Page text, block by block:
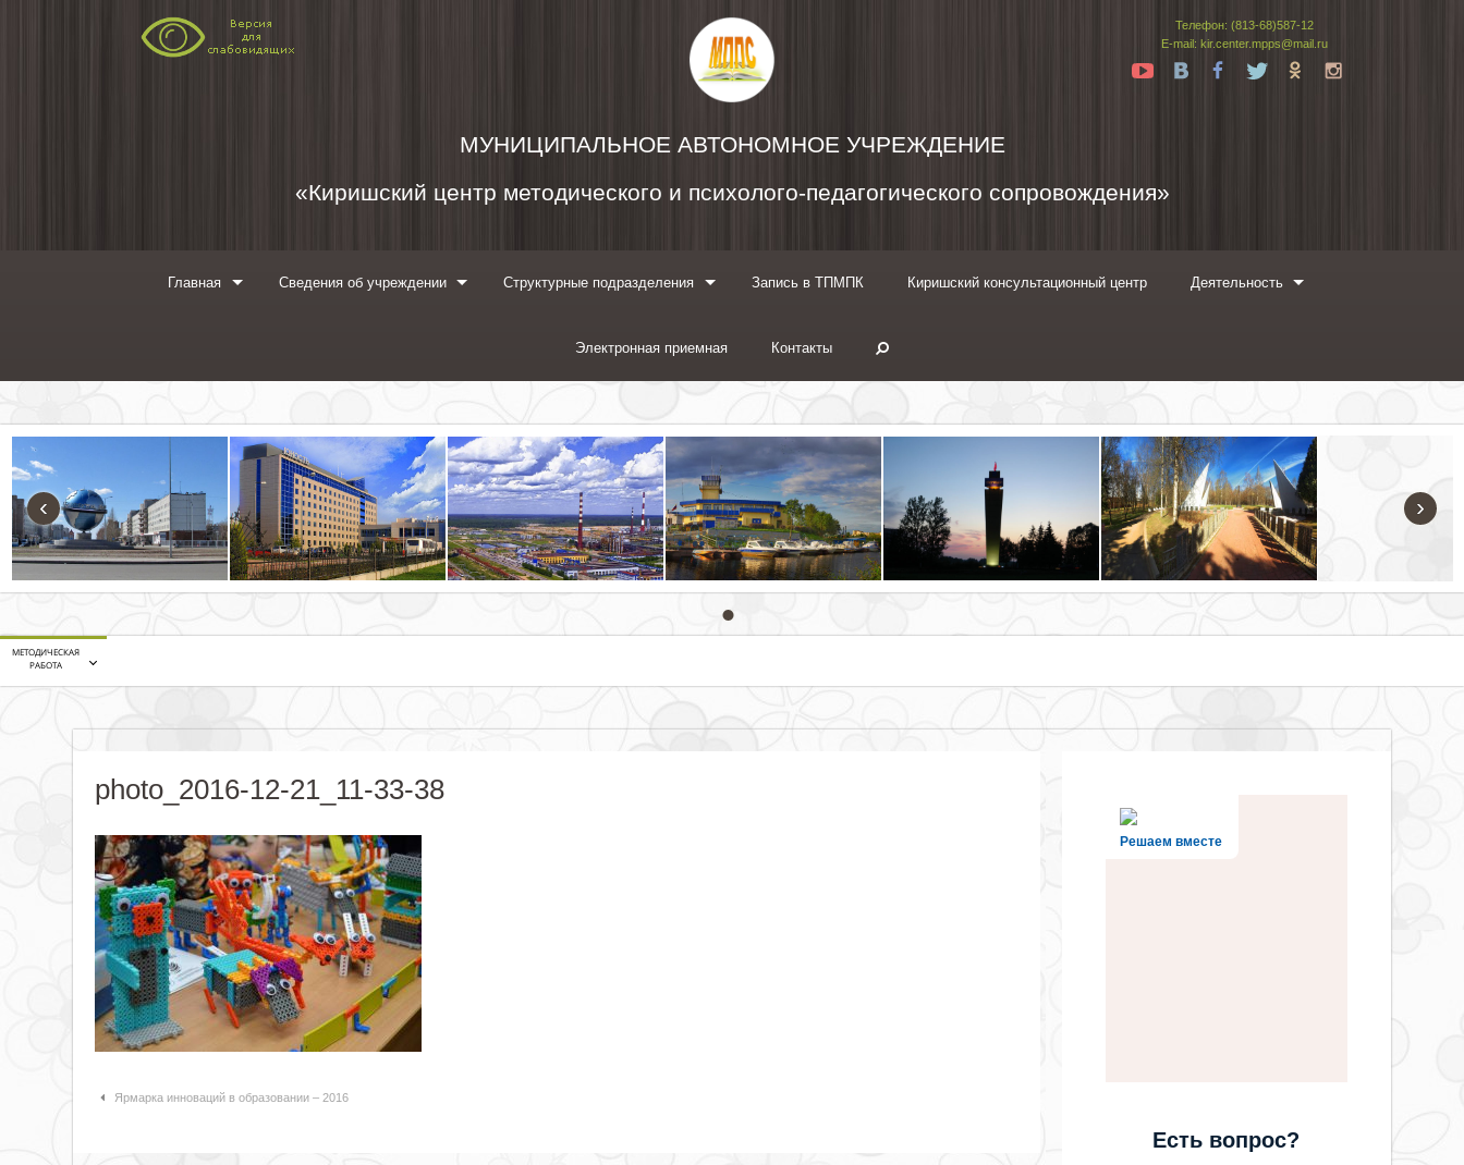
Телефон: (813-68)587-12
E-mail: kir.center.mpps@mail.ru
Yt
Tw
МУНИЦИПАЛЬНОЕ АВТОНОМНОЕ УЧРЕЖДЕНИЕ
«Киришский центр методического и психолого-педагогического сопровождения»
Главная Сведения об учреждении Структурные подразделения Запись в ТПМПК Киришский консультационный центр Деятельность
Электронная приемная Контакты
‹ ›
МЕТОДИЧЕСКАЯ
РАБОТА
photo_2016-12-21_11-33-38
Навигация по статьям
Ярмарка инноваций в образовании – 2016
Решаем вместе
Есть вопрос?